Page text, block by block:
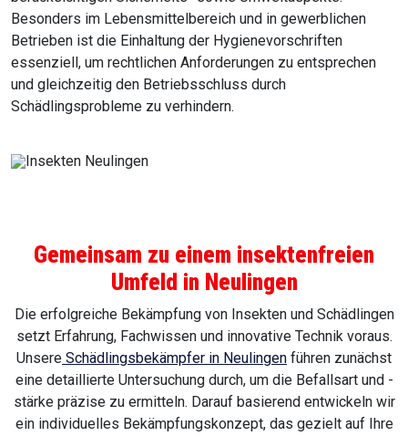
Besonders im Lebensmittelbereich und in gewerblichen
Betrieben ist die Einhaltung der Hygienevorschriften
essenziell, um rechtlichen Anforderungen zu entsprechen
und gleichzeitig den Betriebsschluss durch
Schädlingsprobleme zu verhindern.
Gemeinsam zu einem insektenfreien
Umfeld in Neulingen
Die erfolgreiche Bekämpfung von Insekten und Schädlingen
setzt Erfahrung, Fachwissen und innovative Technik voraus.
Unsere Schädlingsbekämpfer in Neulingen führen zunächst
eine detaillierte Untersuchung durch, um die Befallsart und -
stärke präzise zu ermitteln. Darauf basierend entwickeln wir
ein individuelles Bekämpfungskonzept, das gezielt auf Ihre